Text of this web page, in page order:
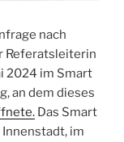
nach
Referatsleiterin
2024 im Smart
an dem dieses
Das Smart
im